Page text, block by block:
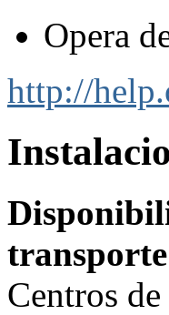
Opera
http://
transporte
Centros